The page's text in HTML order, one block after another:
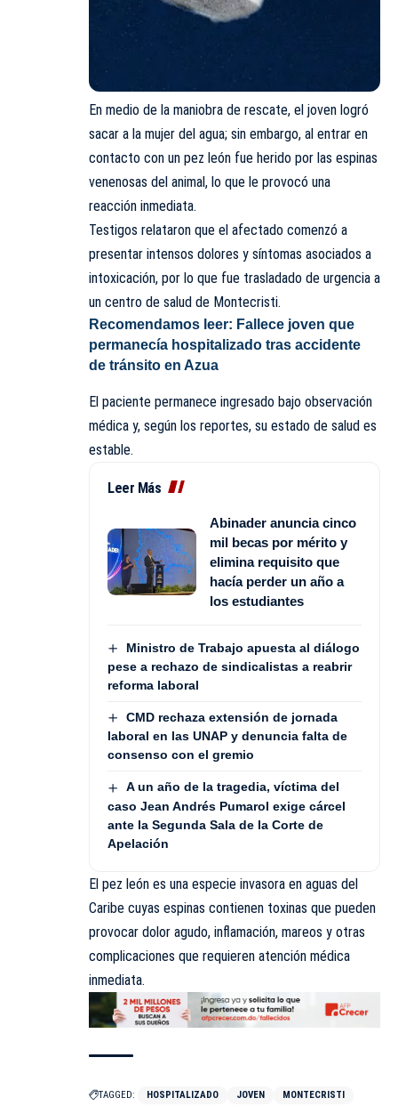
En medio de la maniobra de rescate, el joven logró
sacar a la mujer del agua; sin embargo, al entrar en
contacto con un pez león fue herido por las espinas
venenosas del animal, lo que le provocó una
reacción inmediata.
Testigos relataron que el afectado comenzó a
presentar intensos dolores y síntomas asociados a
intoxicación, por lo que fue trasladado de urgencia a
un centro de salud de Montecristi.
Recomendamos leer: Fallece joven que
permanecía hospitalizado tras accidente
de tránsito en Azua
El paciente permanece ingresado bajo observación
médica y, según los reportes, su estado de salud es
estable.
Leer Más
Abinader anuncia cinco
mil becas por mérito y
elimina requisito que
hacía perder un año a
los estudiantes
Ministro de Trabajo apuesta al diálogo
pese a rechazo de sindicalistas a reabrir
reforma laboral
CMD rechaza extensión de jornada
laboral en las UNAP y denuncia falta de
consenso con el gremio
A un año de la tragedia, víctima del
caso Jean Andrés Pumarol exige cárcel
ante la Segunda Sala de la Corte de
Apelación
El pez león es una especie invasora en aguas del
Caribe cuyas espinas contienen toxinas que pueden
provocar dolor agudo, inflamación, mareos y otras
complicaciones que requieren atención médica
inmediata.
TAGGED: HOSPITALIZADO JOVEN MONTECRISTI